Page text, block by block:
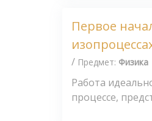
Первое
/ Предмет: Физика
Работа
процессе,